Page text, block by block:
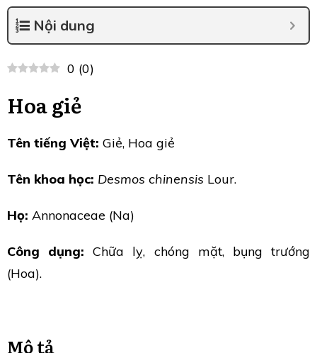
Nội dung
0 (0)
Hoa giẻ
Tên tiếng Việt: Giẻ, Hoa giẻ
Tên khoa học: Desmos chinensis Lour.
Họ: Annonaceae (Na)
Công dụng: Chữa lỵ, chóng mặt, bụng trướng
(Hoa).
Mô tả